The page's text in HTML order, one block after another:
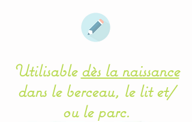
Utilisable dès la naissance
dans le berceau, le lit et/
ou le parc.